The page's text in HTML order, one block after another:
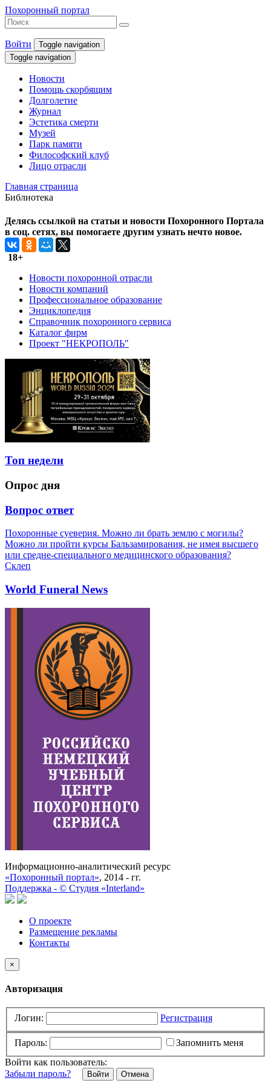
Похоронный портал
Войти
Toggle navigation
Toggle navigation
Новости
Помощь скорбящим
Долголетие
Журнал
Эстетика смерти
Музей
Парк памяти
Философский клуб
Лицо отрасли
Главная страница
Библиотека
Делясь ссылкой на статьи и новости Похоронного Портала
в соц. сетях, вы помогаете другим узнать нечто новое.
18+
Новости похоронной отрасли
Новости компаний
Профессиональное образование
Энциклопедия
Справочник похоронного сервиса
Каталог фирм
Проект "НЕКРОПОЛЬ"
Топ недели
Опрос дня
Вопрос ответ
Похоронные суеверия. Можно ли брать землю с могилы?
Можно ли пройти курсы Бальзамирования, не имея высшего
или средне-специального медицинского образования?
Склеп
World Funeral News
Информационно-аналитический ресурс
«Похоронный портал», 2014 - гг.
Поддержка - © Cтудия «Interland»
О проекте
Размещение рекламы
Контакты
×
Авторизация
Логин: Регистрация
Пароль:
Запомнить меня
Войти как пользователь:
Забыли пароль?
Отмена